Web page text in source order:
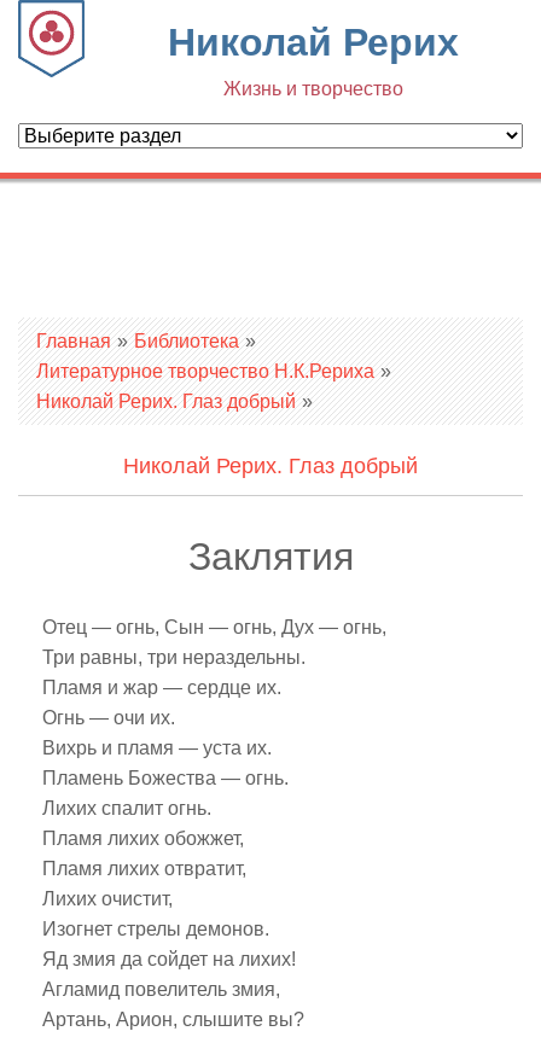
Николай Рерих
Жизнь и творчество
Вы здесь
Главная » Библиотека »
Литературное творчество Н.К.Рериха »
Николай Рерих. Глаз добрый »
Николай Рерих. Глаз добрый
Заклятия
Отец — огнь, Сын — огнь, Дух — огнь,
Три равны, три нераздельны.
Пламя и жар — сердце их.
Огнь — очи их.
Вихрь и пламя — уста их.
Пламень Божества — огнь.
Лихих спалит огнь.
Пламя лихих обожжет,
Пламя лихих отвратит,
Лихих очистит,
Изогнет стрелы демонов.
Яд змия да сойдет на лихих!
Агламид повелитель змия,
Артань, Арион, слышите вы?